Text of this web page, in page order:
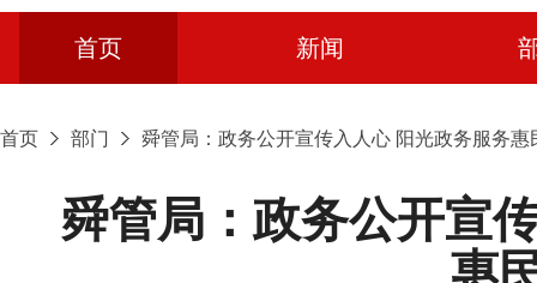
首页 新闻
首页 部门 舜管局：政务公开宣传入人心 阳光政务服务惠
舜管局：政务公开宣